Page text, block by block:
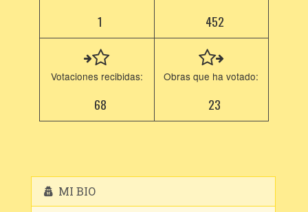
1 452
Votaciones recibidas:
68
Obras que ha votado:
23
MI BIO